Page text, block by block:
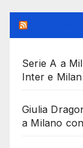
Serie A a
Inter e Milan
Giulia
a Milano